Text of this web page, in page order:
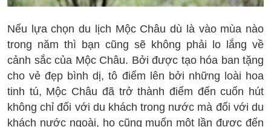
Nếu lựa chọn du lịch Mộc Châu dù là vào mùa nào
trong năm thì bạn cũng sẽ không phải lo lắng về
cảnh sắc của Mộc Châu. Bởi được tạo hóa ban tặng
cho vẻ đẹp bình dị, tô điểm lên bởi những loài hoa
tinh tú, Mộc Châu đã trở thành điểm đến cuốn hút
không chỉ đối với du khách trong nước mà đối với du
khách nước ngoài, họ cũng muốn một lần được đến